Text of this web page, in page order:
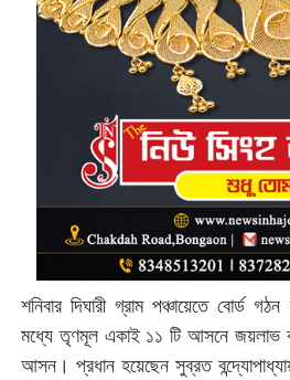
শনিবার দিঘারী গ্রাম পঞ্চায়েতে বোর্ড
মধ্যে তৃণমূল একাই ১১ টি আসনে জয়লাভ
আসন। প্রধান হয়েছেন সুব্রত